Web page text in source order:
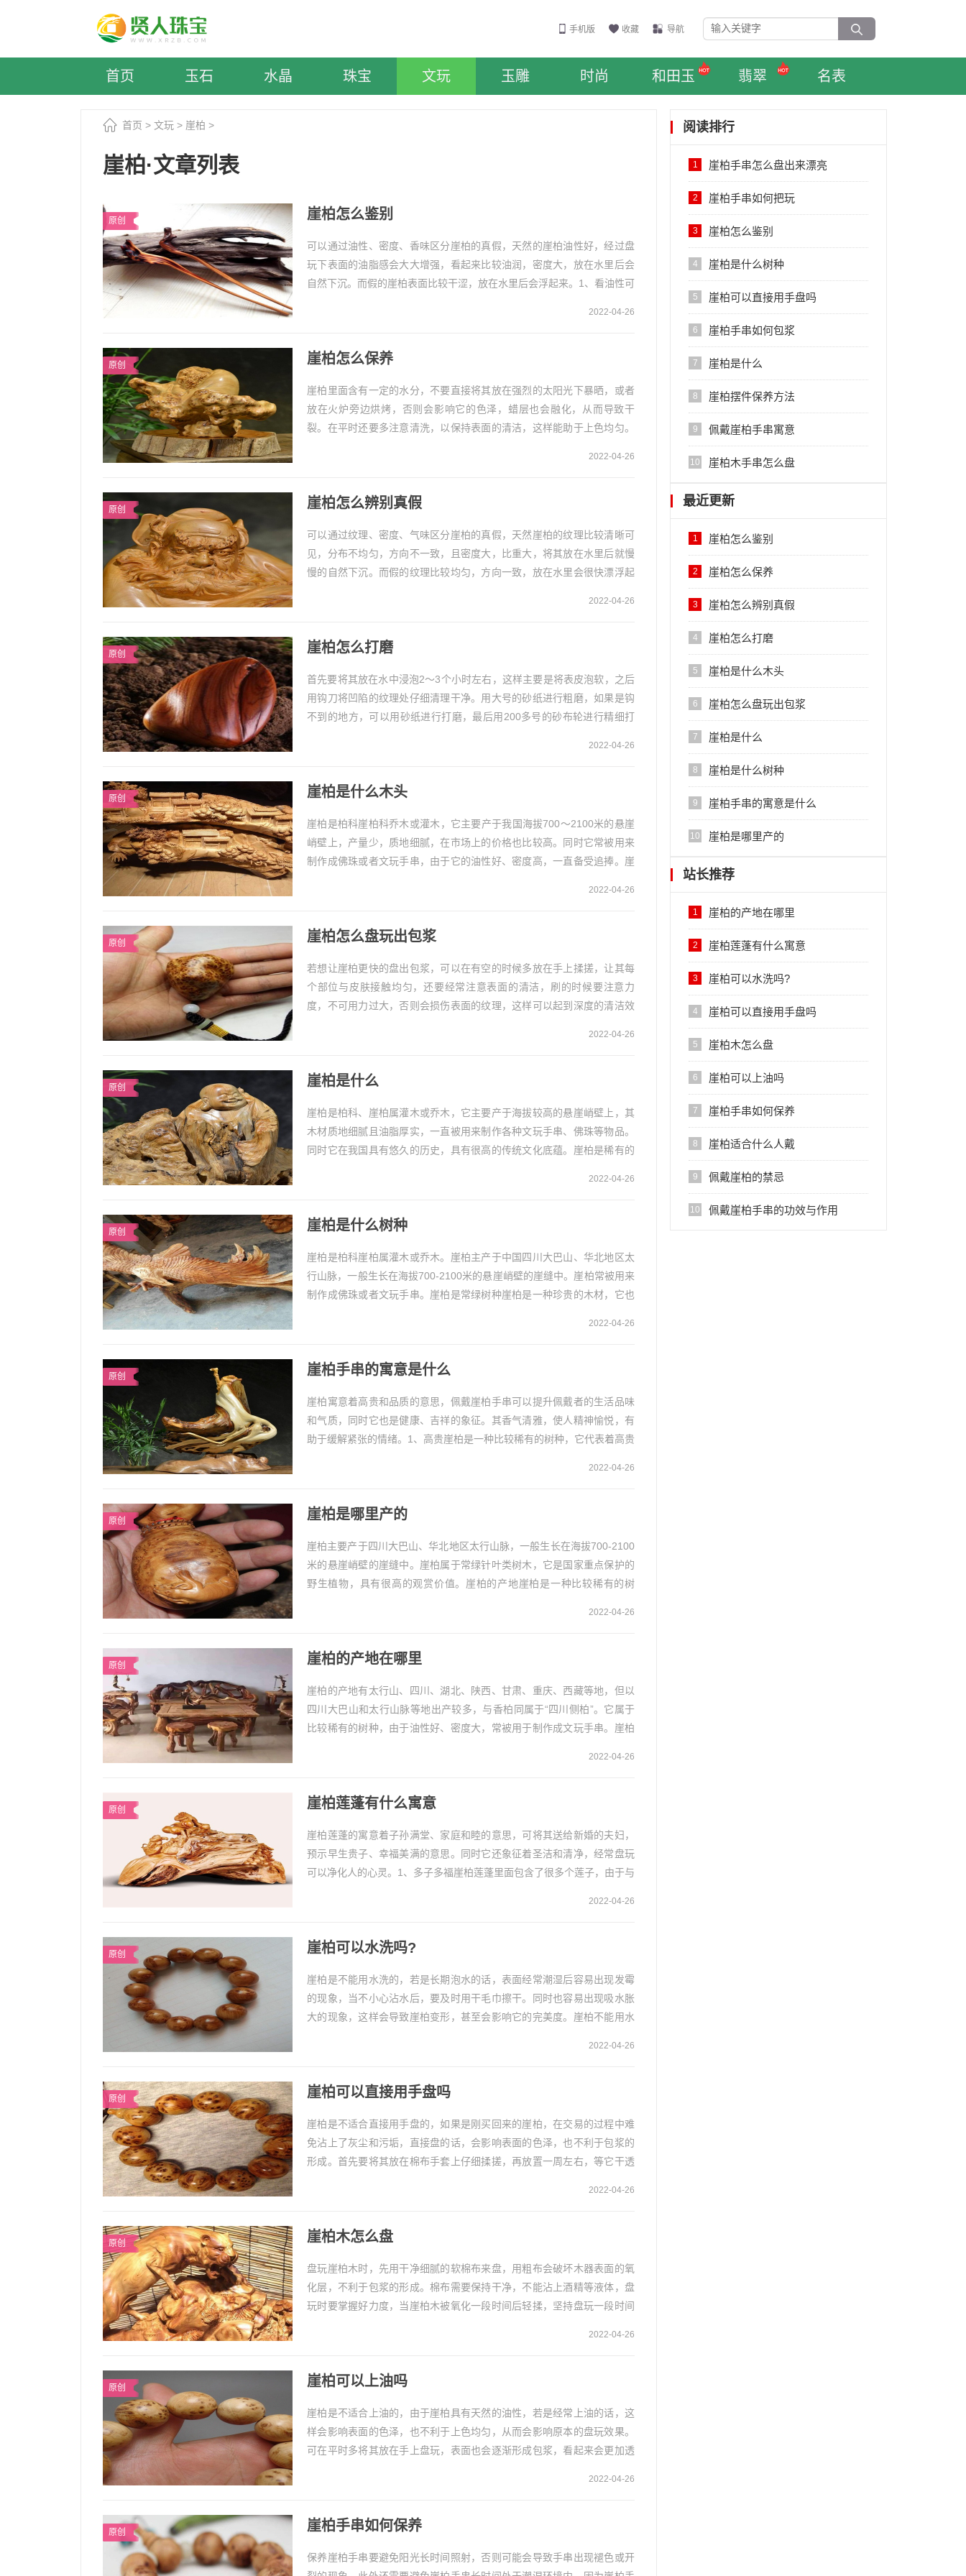
手机版 收藏 导航
首页 玉石 水晶 珠宝 文玩 玉雕 时尚 和田玉 翡翠 名表
首页 > 文玩 > 崖柏 >
崖柏·文章列表
原创 崖柏怎么鉴别
可以通过油性、密度、香味区分崖柏的真假，天然的崖柏油性好，经过盘
玩下表面的油脂感会大大增强，看起来比较油润，密度大，放在水里后会
自然下沉。而假的崖柏表面比较干涩，放在水里后会浮起来。1、看油性可
2022-04-26
原创 崖柏怎么保养
崖柏里面含有一定的水分，不要直接将其放在强烈的太阳光下暴晒，或者
放在火炉旁边烘烤，否则会影响它的色泽，蜡层也会融化，从而导致干
裂。在平时还要多注意清洗，以保持表面的清洁，这样能助于上色均匀。
2022-04-26
原创 崖柏怎么辨别真假
可以通过纹理、密度、气味区分崖柏的真假，天然崖柏的纹理比较清晰可
见，分布不均匀，方向不一致，且密度大，比重大，将其放在水里后就慢
慢的自然下沉。而假的纹理比较均匀，方向一致，放在水里会很快漂浮起
2022-04-26
原创 崖柏怎么打磨
首先要将其放在水中浸泡2～3个小时左右，这样主要是将表皮泡软，之后
用钩刀将凹陷的纹理处仔细清理干净。用大号的砂纸进行粗磨，如果是钩
不到的地方，可以用砂纸进行打磨，最后用200多号的砂布轮进行精细打
2022-04-26
原创 崖柏是什么木头
崖柏是柏科崖柏科乔木或灌木，它主要产于我国海拔700～2100米的悬崖
峭壁上，产量少，质地细腻，在市场上的价格也比较高。同时它常被用来
制作成佛珠或者文玩手串，由于它的油性好、密度高，一直备受追捧。崖
2022-04-26
原创 崖柏怎么盘玩出包浆
若想让崖柏更快的盘出包浆，可以在有空的时候多放在手上揉搓，让其每
个部位与皮肤接触均匀，还要经常注意表面的清洁，刷的时候要注意力
度，不可用力过大，否则会损伤表面的纹理，这样可以起到深度的清洁效
2022-04-26
原创 崖柏是什么
崖柏是柏科、崖柏属灌木或乔木，它主要产于海拔较高的悬崖峭壁上，其
木材质地细腻且油脂厚实，一直被用来制作各种文玩手串、佛珠等物品。
同时它在我国具有悠久的历史，具有很高的传统文化底蕴。崖柏是稀有的
2022-04-26
原创 崖柏是什么树种
崖柏是柏科崖柏属灌木或乔木。崖柏主产于中国四川大巴山、华北地区太
行山脉，一般生长在海拔700-2100米的悬崖峭壁的崖缝中。崖柏常被用来
制作成佛珠或者文玩手串。崖柏是常绿树种崖柏是一种珍贵的木材，它也
2022-04-26
原创 崖柏手串的寓意是什么
崖柏寓意着高贵和品质的意思，佩戴崖柏手串可以提升佩戴者的生活品味
和气质，同时它也是健康、吉祥的象征。其香气清雅，使人精神愉悦，有
助于缓解紧张的情绪。1、高贵崖柏是一种比较稀有的树种，它代表着高贵
2022-04-26
原创 崖柏是哪里产的
崖柏主要产于四川大巴山、华北地区太行山脉，一般生长在海拔700-2100
米的悬崖峭壁的崖缝中。崖柏属于常绿针叶类树木，它是国家重点保护的
野生植物，具有很高的观赏价值。崖柏的产地崖柏是一种比较稀有的树
2022-04-26
原创 崖柏的产地在哪里
崖柏的产地有太行山、四川、湖北、陕西、甘肃、重庆、西藏等地，但以
四川大巴山和太行山脉等地出产较多，与香柏同属于“四川侧柏”。它属于
比较稀有的树种，由于油性好、密度大，常被用于制作成文玩手串。崖柏
2022-04-26
原创 崖柏莲蓬有什么寓意
崖柏莲蓬的寓意着子孙满堂、家庭和睦的意思，可将其送给新婚的夫妇，
预示早生贵子、幸福美满的意思。同时它还象征着圣洁和清净，经常盘玩
可以净化人的心灵。1、多子多福崖柏莲蓬里面包含了很多个莲子，由于与
2022-04-26
原创 崖柏可以水洗吗?
崖柏是不能用水洗的，若是长期泡水的话，表面经常潮湿后容易出现发霉
的现象，当不小心沾水后，要及时用干毛巾擦干。同时也容易出现吸水胀
大的现象，这样会导致崖柏变形，甚至会影响它的完美度。崖柏不能用水
2022-04-26
原创 崖柏可以直接用手盘吗
崖柏是不适合直接用手盘的，如果是刚买回来的崖柏，在交易的过程中难
免沾上了灰尘和污垢，直接盘的话，会影响表面的色泽，也不利于包浆的
形成。首先要将其放在棉布手套上仔细揉搓，再放置一周左右，等它干透
2022-04-26
原创 崖柏木怎么盘
盘玩崖柏木时，先用干净细腻的软棉布来盘，用粗布会破坏木器表面的氧
化层，不利于包浆的形成。棉布需要保持干净，不能沾上酒精等液体，盘
玩时要掌握好力度，当崖柏木被氧化一段时间后轻揉，坚持盘玩一段时间
2022-04-26
原创 崖柏可以上油吗
崖柏是不适合上油的，由于崖柏具有天然的油性，若是经常上油的话，这
样会影响表面的色泽，也不利于上色均匀，从而会影响原本的盘玩效果。
可在平时多将其放在手上盘玩，表面也会逐渐形成包浆，看起来会更加透
2022-04-26
原创 崖柏手串如何保养
保养崖柏手串要避免阳光长时间照射，否则可能会导致手串出现褪色或开
阅读排行
1 崖柏手串怎么盘出来漂亮
2 崖柏手串如何把玩
3 崖柏怎么鉴别
4 崖柏是什么树种
5 崖柏可以直接用手盘吗
6 崖柏手串如何包浆
7 崖柏是什么
8 崖柏摆件保养方法
9 佩戴崖柏手串寓意
10 崖柏木手串怎么盘
最近更新
1 崖柏怎么鉴别
2 崖柏怎么保养
3 崖柏怎么辨别真假
4 崖柏怎么打磨
5 崖柏是什么木头
6 崖柏怎么盘玩出包浆
7 崖柏是什么
8 崖柏是什么树种
9 崖柏手串的寓意是什么
10 崖柏是哪里产的
站长推荐
1 崖柏的产地在哪里
2 崖柏莲蓬有什么寓意
3 崖柏可以水洗吗?
4 崖柏可以直接用手盘吗
5 崖柏木怎么盘
6 崖柏可以上油吗
7 崖柏手串如何保养
8 崖柏适合什么人戴
9 佩戴崖柏的禁忌
10 佩戴崖柏手串的功效与作用